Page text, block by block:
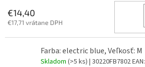
€14,40
€17,71 vrátane DPH
Farba: electric blue, Veľkosť: M
Skladom (>5 ks) | 30220FB7802EAN: